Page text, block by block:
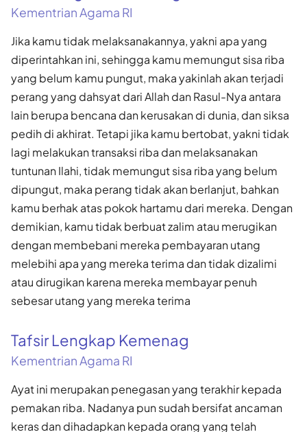
Kementrian Agama RI
Jika kamu tidak melaksanakannya, yakni apa yang
diperintahkan ini, sehingga kamu memungut sisa riba
yang belum kamu pungut, maka yakinlah akan terjadi
perang yang dahsyat dari Allah dan Rasul-Nya antara
lain berupa bencana dan kerusakan di dunia, dan siksa
pedih di akhirat. Tetapi jika kamu bertobat, yakni tidak
lagi melakukan transaksi riba dan melaksanakan
tuntunan Ilahi, tidak memungut sisa riba yang belum
dipungut, maka perang tidak akan berlanjut, bahkan
kamu berhak atas pokok hartamu dari mereka. Dengan
demikian, kamu tidak berbuat zalim atau merugikan
dengan membebani mereka pembayaran utang
melebihi apa yang mereka terima dan tidak dizalimi
atau dirugikan karena mereka membayar penuh
sebesar utang yang mereka terima
Tafsir Lengkap Kemenag
Kementrian Agama RI
Ayat ini merupakan penegasan yang terakhir kepada
pemakan riba. Nadanya pun sudah bersifat ancaman
keras dan dihadapkan kepada orang yang telah